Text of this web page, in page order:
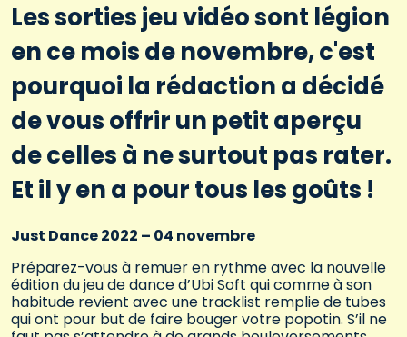
Les sorties jeu vidéo sont légion
en ce mois de novembre, c'est
pourquoi la rédaction a décidé
de vous offrir un petit aperçu
de celles à ne surtout pas rater.
Et il y en a pour tous les goûts !
Just Dance 2022 – 04 novembre
Préparez-vous à remuer en rythme avec la nouvelle
édition du jeu de dance d’Ubi Soft qui comme à son
habitude revient avec une tracklist remplie de tubes
qui ont pour but de faire bouger votre popotin. S’il ne